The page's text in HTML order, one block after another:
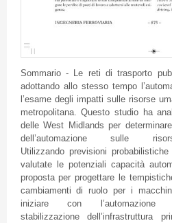
Sommario - Le reti di trasporto
adottando allo stesso tempo
l’esame degli impatti sulle risorse
metropolitana. Questo studio ha
delle West Midlands per
dell’automazione sulle
Utilizzando previsioni
valutate le potenziali capacità
proposta per progettare le
cambiamenti di ruolo per i
iniziare con
stabilizzazione dell’infrastruttura